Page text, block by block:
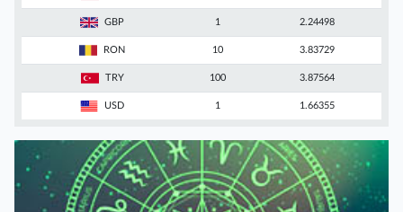
GBP 1 2.24498
RON 10 3.83729
TRY 100 3.87564
USD 1 1.66355